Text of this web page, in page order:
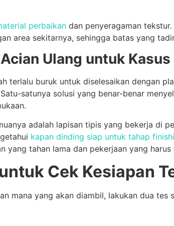
perbaikan dan penyeragaman
area sekitarnya, sehingga batas yang
Ulang untuk Kasus
terlalu buruk untuk diselesaikan dengan
satunya solusi yang benar-benar
adalah lapisan tipis yang bekerja di
kapan dinding siap untuk tahap
yang tahan lama dan pekerjaan yang harus
Cek Kesiapan
mana yang akan diambil, lakukan dua